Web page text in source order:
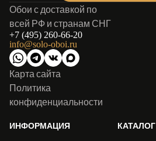
Обои с доставкой по
всей РФ и странам СНГ
+7 (495) 260-66-20
info@solo-oboi.ru
Карта сайта
Политика
конфиденциальности
ИНФОРМАЦИЯ КАТАЛОГ